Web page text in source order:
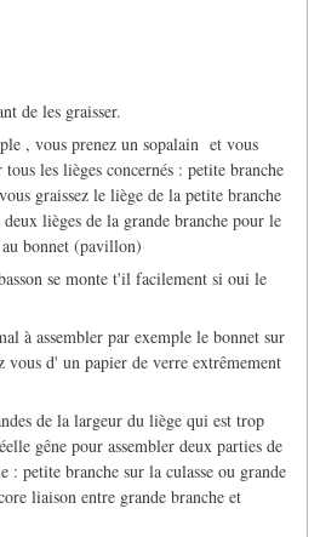
de les graisser.
, vous prenez un sopalain et vous
les lièges concernés : petite branche
graissez le liège de la petite branche
lièges de la grande branche pour le
bonnet (pavillon)
se monte t'il facilement si oui le
à assembler par exemple le bonnet sur
vous d' un papier de verre extrêmement
de la largeur du liège qui est trop
gêne pour assembler deux parties de
: petite branche sur la culasse ou grande
liaison entre grande branche et